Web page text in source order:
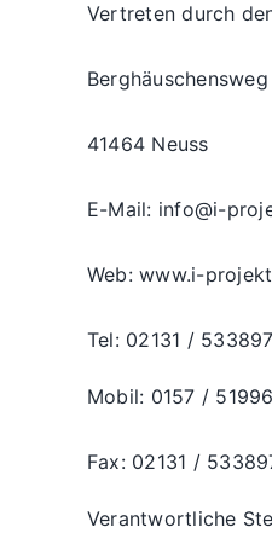
Vertreten durch
41464 Neuss
E-Mail: info@i-
Web: www.i-
Tel: 02131 /
Mobil: 0157 /
Fax: 02131 /
Verantwortliche